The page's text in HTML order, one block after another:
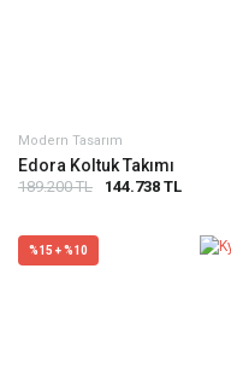
Modern Tasarım
Edora Koltuk Takımı
189.200 TL 144.738 TL
%15 + %10